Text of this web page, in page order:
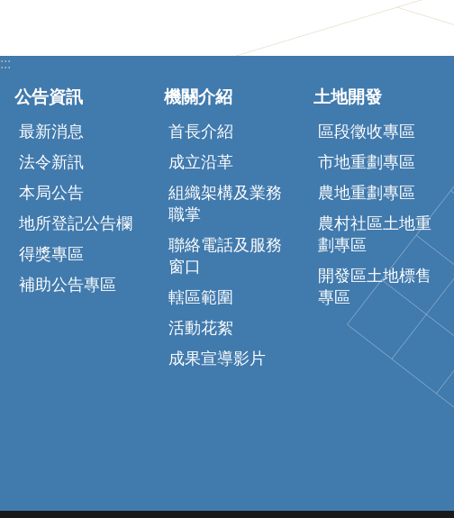
:::
公告資訊
最新消息
法令新訊
本局公告
地所登記公告欄
得獎專區
補助公告專區
機關介紹
首長介紹
成立沿革
組織架構及業務
職掌
聯絡電話及服務
窗口
轄區範圍
活動花絮
成果宣導影片
土地開發
區段徵收專區
市地重劃專區
農地重劃專區
農村社區土地重
劃專區
開發區土地標售
專區